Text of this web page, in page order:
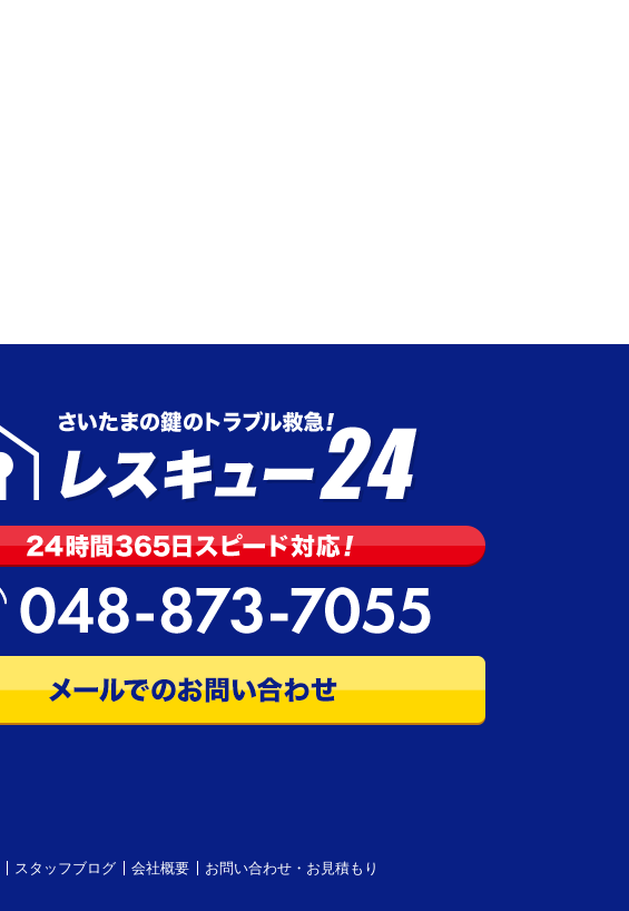
スタッフブログ 会社概要 お問い合わせ・お見積もり